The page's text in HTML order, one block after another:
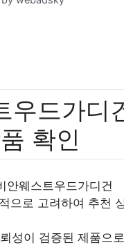
우드가디
확인
안웨스트우드가디건
으로 고려하여 추천
성이 검증된 제품으